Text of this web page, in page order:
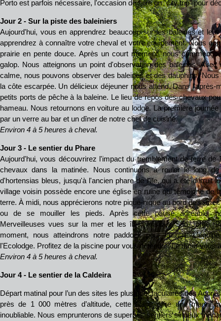
Porto est parfois nécessaire, l'occasion de faire un "city trip" pour
Jour 2 - Sur la piste des baleiniers
Aujourd'hui, vous en apprendrez beaucoup sur les baleines et
apprendrez à connaître votre cheval et votre équipement. Nous
prairie en pente douce. Après un court moment, nous
galop. Nous atteignons un point d'observation des baleines.
calme, nous pouvons observer des baleines et des dauphins.
la côte escarpée. Un délicieux déjeuner nous attend. Dans l'après-
petits ports de pêche à la baleine. Le lieu de repos des chevaux
hameau. Nous retournons en voiture au lodge. La première
par un verre au bar et un dîner de notre chef de cuisine.
Environ 4 à 5 heures à cheval.
Jour 3 - Le sentier du Phare
Aujourd'hui, vous découvrirez l'impact du tremblement de terre de
chevaux dans la matinée. Nous continuons à rouler le long
d'hortensias bleus, jusqu'à l'ancien phare de l'île, qui a été détruit
village voisin possède encore une église en ruine qui témoigne de
terre. À midi, nous apprécierons notre pique-nique au bord de la
ou de se mouiller les pieds. Après cette pause agréable,
Merveilleuses vues sur la mer et les îles voisines São Jorge,
moment, nous atteindrons notre paddock pour la nuit.
l'Ecolodge. Profitez de la piscine pour vous détendre. Le dîner vous
Environ 4 à 5 heures à cheval.
Jour 4 - Le sentier de la Caldeira
Départ matinal pour l’un des sites les plus spectaculaires des
près de 1 000 mètres d’altitude, cette étape offre une
inoubliable. Nous emprunterons de superbes sentiers sinueux